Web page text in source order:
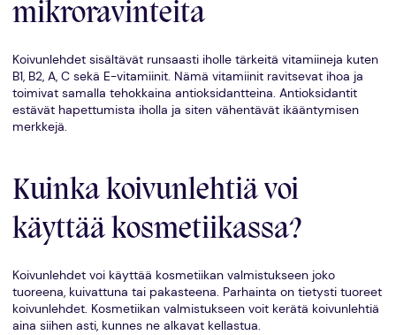
mikroravinteita
Koivunlehdet sisältävät runsaasti iholle tärkeitä vitamiineja kuten
B1, B2, A, C sekä E-vitamiinit. Nämä vitamiinit ravitsevat ihoa ja
toimivat samalla tehokkaina antioksidantteina. Antioksidantit
estävät hapettumista iholla ja siten vähentävät ikääntymisen
merkkejä.
Kuinka koivunlehtiä voi
käyttää kosmetiikassa?
Koivunlehdet voi käyttää kosmetiikan valmistukseen joko
tuoreena, kuivattuna tai pakasteena. Parhainta on tietysti tuoreet
koivunlehdet. Kosmetiikan valmistukseen voit kerätä koivunlehtiä
aina siihen asti, kunnes ne alkavat kellastua.